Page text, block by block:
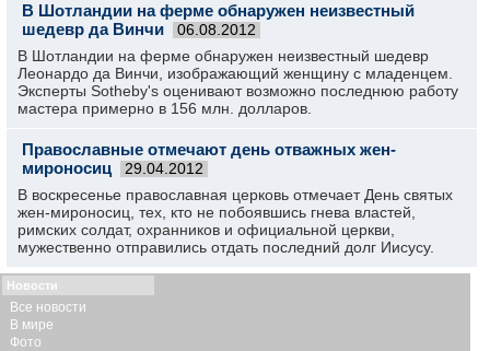
В Шотландии на ферме обнаружен неизвестный
шедевр да Винчи
06.08.2012
В Шотландии на ферме обнаружен неизвестный шедевр
Леонардо да Винчи, изображающий женщину с младенцем.
Эксперты Sotheby's оценивают возможно последнюю работу
мастера примерно в 156 млн. долларов.
Православные отмечают день отважных жен-
мироносиц
29.04.2012
В воскресенье православная церковь отмечает День святых
жен-мироносиц, тех, кто не побоявшись гнева властей,
римских солдат, охранников и официальной церкви,
мужественно отправились отдать последний долг Иисусу.
Новости
Все новости
В мире
Фото